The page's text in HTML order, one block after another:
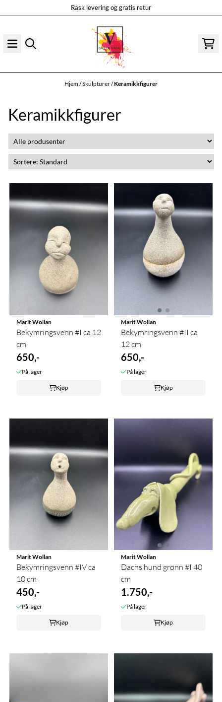
Rask levering og gratis retur
Hjem/Skulpturer/Keramikkfigurer
Keramikkfigurer
Marit Wollan
Bekymringsvenn #I ca 12
cm
650,-
På lager
Kjøp
Marit Wollan
Bekymringsvenn #II ca
12 cm
650,-
På lager
Kjøp
Marit Wollan
Bekymringsvenn #IV ca
10 cm
450,-
På lager
Kjøp
Marit Wollan
Dachs hund grønn #I 40
cm
1.750,-
På lager
Kjøp